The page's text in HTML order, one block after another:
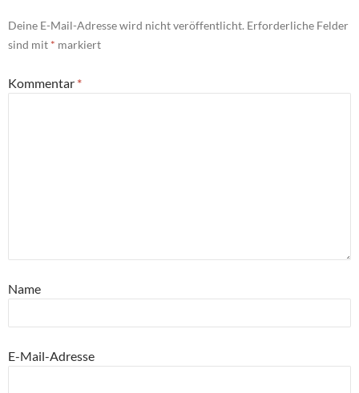
Deine E-Mail-Adresse wird nicht veröffentlicht. Erforderliche Felder
sind mit * markiert
Kommentar *
Name
E-Mail-Adresse